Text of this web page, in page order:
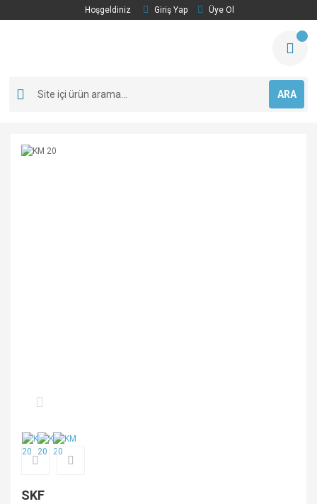
Hoşgeldiniz Giriş Yap Üye Ol
ARA
SKF